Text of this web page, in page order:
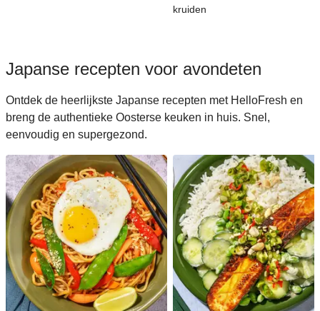
kruiden
Japanse recepten voor avondeten
Ontdek de heerlijkste Japanse recepten met HelloFresh en
breng de authentieke Oosterse keuken in huis. Snel,
eenvoudig en supergezond.